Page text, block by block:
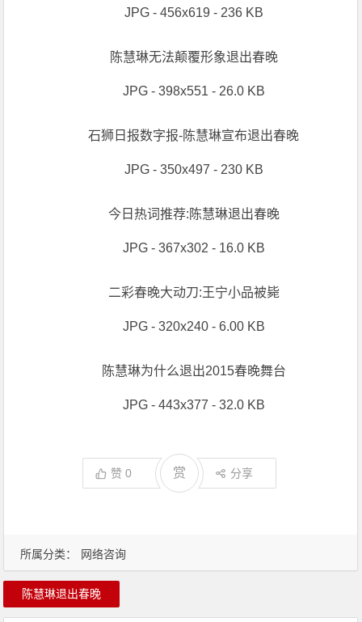
所属分类： 网络咨询
JPG - 456x619 - 236 KB
陈慧琳无法颠覆形象退出春晚
JPG - 398x551 - 26.0 KB
石狮日报数字报-陈慧琳宣布退出春晚
JPG - 350x497 - 230 KB
今日热词推荐:陈慧琳退出春晚
JPG - 367x302 - 16.0 KB
二彩春晚大动刀:王宁小品被毙
JPG - 320x240 - 6.00 KB
陈慧琳为什么退出2015春晚舞台
JPG - 443x377 - 32.0 KB
赞0 赏 分享
陈慧琳退出春晚